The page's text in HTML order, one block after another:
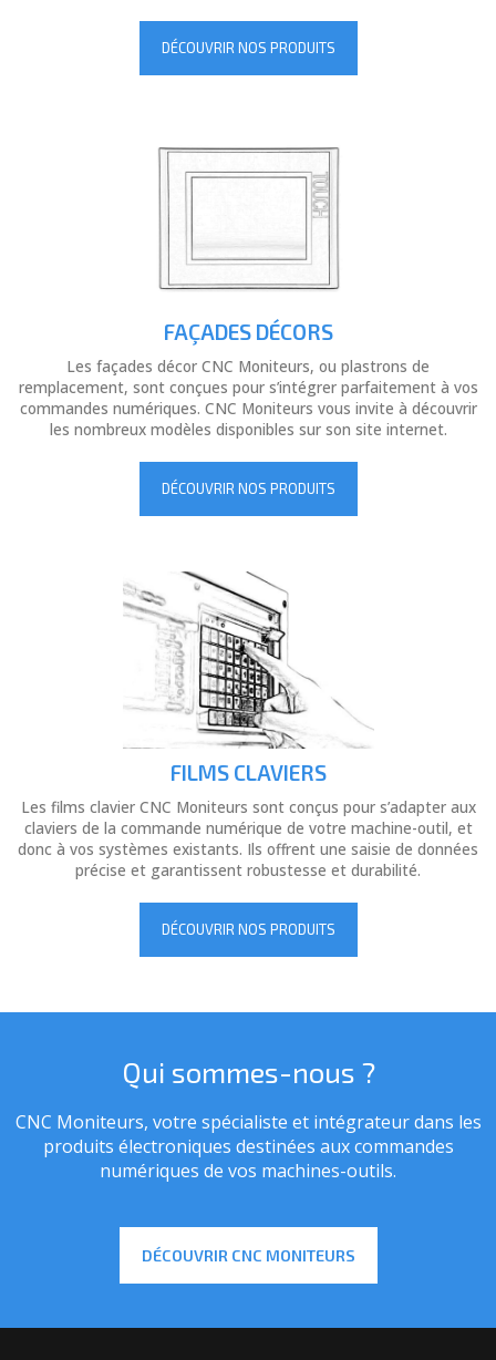
DÉCOUVRIR NOS PRODUITS
FAÇADES DÉCORS
Les façades décor CNC Moniteurs, ou plastrons de
remplacement, sont conçues pour s’intégrer parfaitement à vos
commandes numériques. CNC Moniteurs vous invite à découvrir
les nombreux modèles disponibles sur son site internet.
DÉCOUVRIR NOS PRODUITS
FILMS CLAVIERS
Les films clavier CNC Moniteurs sont conçus pour s’adapter aux
claviers de la commande numérique de votre machine-outil, et
donc à vos systèmes existants. Ils offrent une saisie de données
précise et garantissent robustesse et durabilité.
DÉCOUVRIR NOS PRODUITS
Qui sommes-nous ?
CNC Moniteurs, votre spécialiste et intégrateur dans les
produits électroniques destinées aux commandes
numériques de vos machines-outils.
DÉCOUVRIR CNC MONITEURS